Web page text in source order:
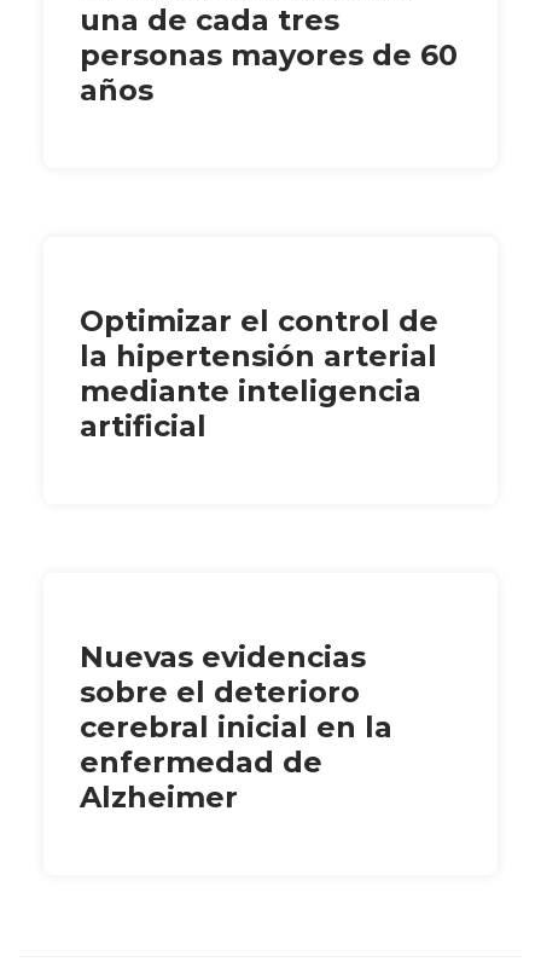
una de cada tres
personas mayores de 60
años
Optimizar el control de
la hipertensión arterial
mediante inteligencia
artificial
Nuevas evidencias
sobre el deterioro
cerebral inicial en la
enfermedad de
Alzheimer